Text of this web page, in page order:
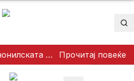
Западнонилската треска се шири во Скопје и Велес Прочитај повеќе